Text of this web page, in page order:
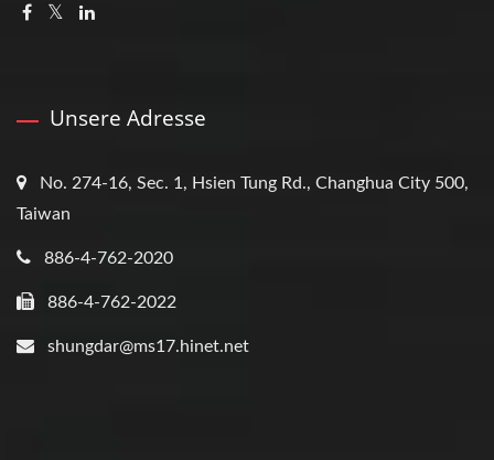
Unsere Adresse
No. 274-16, Sec. 1, Hsien Tung Rd., Changhua City 500,
Taiwan
886-4-762-2020
886-4-762-2022
shungdar@ms17.hinet.net